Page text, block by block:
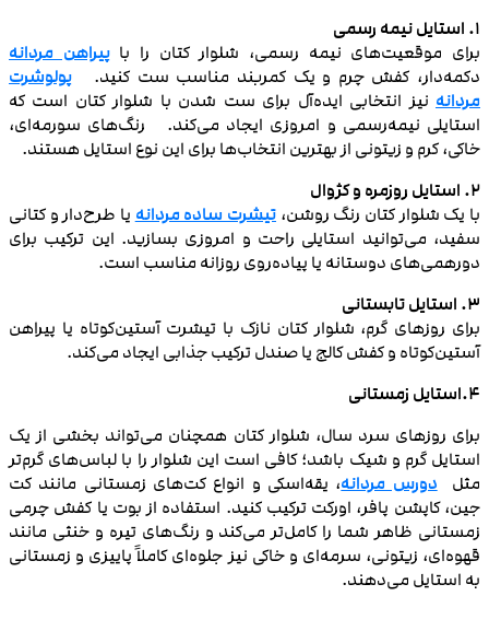
1. استایل نیمه‌ رسمی
برای موقعیت‌های نیمه‌ رسمی، شلوار کتان را باپیراهن مردانه
دکمه‌دار، کفش چرم و یک کمربند مناسب ست کنید. پولوشرت
مردانه نیز انتخابی ایده‌آل برای ست شدن با شلوار کتان است که
استایلی نیمه‌رسمی و امروزی ایجاد می‌کند. رنگ‌های سورمه‌ای،
خاکی، کرم و زیتونی از بهترین انتخاب‌ها برای این نوع استایل هستند.
2. استایل روزمره و کژوال
با یک شلوار کتان رنگ روشن، تیشرت ساده مردانه یا طرح‌دار و کتانی
سفید، می‌توانید استایلی راحت و امروزی بسازید. این ترکیب برای
دورهمی‌های دوستانه یا پیاده‌روی روزانه مناسب است.
3. استایل تابستانی
برای روزهای گرم، شلوار کتان نازک با تیشرت آستین‌کوتاه یا پیراهن
آستین‌کوتاه و کفش کالج یا صندل ترکیب جذابی ایجاد می‌کند.
4.استایل زمستانی
برای روزهای سرد سال، شلوار کتان همچنان می‌تواند بخشی از یک
استایل گرم و شیک باشد؛ کافی است این شلوار را با لباس‌های گرم‌تر
مثل دورس مردانه، یقه‌اسکی و انواع کت‌های زمستانی مانند کت
جین، کاپشن پافر، اورکت ترکیب کنید. استفاده از بوت یا کفش چرمی
زمستانی ظاهر شما را کامل‌تر می‌کند و رنگ‌های تیره و خنثی مانند
قهوه‌ای، زیتونی، سرمه‌ای و خاکی نیز جلوه‌ای کاملاً پاییزی و زمستانی
به استایل می‌دهند.